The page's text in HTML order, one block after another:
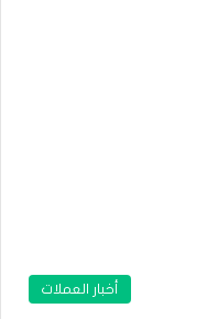
أخبار العملات